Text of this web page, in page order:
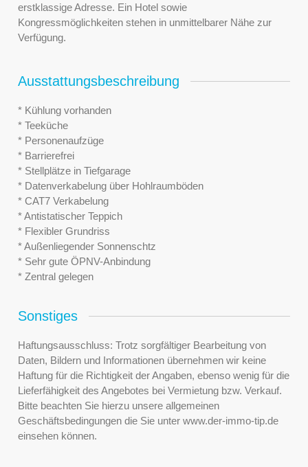
erstklassige Adresse. Ein Hotel sowie
Kongressmöglichkeiten stehen in unmittelbarer Nähe zur
Verfügung.
Ausstattungsbeschreibung
* Kühlung vorhanden
* Teeküche
* Personenaufzüge
* Barrierefrei
* Stellplätze in Tiefgarage
* Datenverkabelung über Hohlraumböden
* CAT7 Verkabelung
* Antistatischer Teppich
* Flexibler Grundriss
* Außenliegender Sonnenschtz
* Sehr gute ÖPNV-Anbindung
* Zentral gelegen
Sonstiges
Haftungsausschluss: Trotz sorgfältiger Bearbeitung von
Daten, Bildern und Informationen übernehmen wir keine
Haftung für die Richtigkeit der Angaben, ebenso wenig für die
Lieferfähigkeit des Angebotes bei Vermietung bzw. Verkauf.
Bitte beachten Sie hierzu unsere allgemeinen
Geschäftsbedingungen die Sie unter www.der-immo-tip.de
einsehen können.